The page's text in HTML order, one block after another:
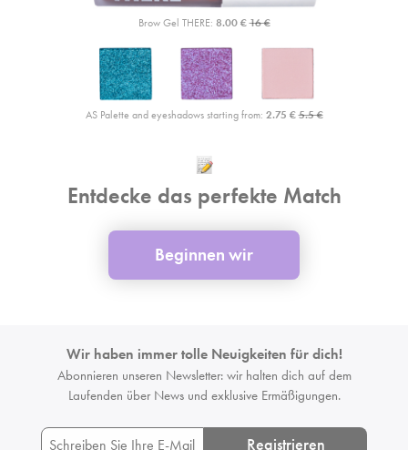
Brow Gel THERE: 8.00 €16 €
AS Palette and eyeshadows starting from: 2.75 €5.5 €
Entdecke das perfekte Match
Beginnen wir
Wir haben immer tolle Neuigkeiten für dich!
Abonnieren unseren Newsletter: wir halten dich auf dem
Laufenden über News und exklusive Ermäßigungen.
Registrieren